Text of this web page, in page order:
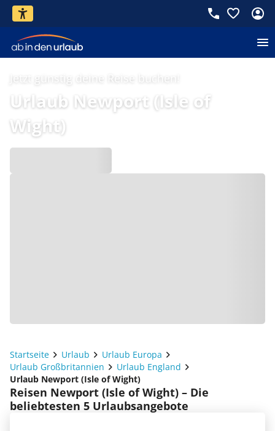
Jetzt günstig deine Reise buchen!
Urlaub Newport (Isle of
Wight)
Startseite Urlaub
Urlaub Europa
Urlaub Großbritannien
Urlaub England
Urlaub Newport (Isle of Wight)
Reisen Newport (Isle of Wight) – Die
beliebtesten 5 Urlaubsangebote